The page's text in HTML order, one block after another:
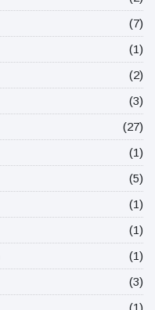
(7)
(1)
(2)
(3)
(27)
(1)
(5)
(1)
(1)
(1)
(3)
(1)